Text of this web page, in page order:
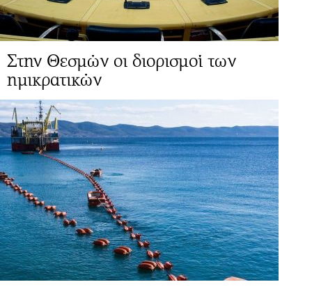
Στην Θεσμών οι διορισμοί των
ημικρατικών